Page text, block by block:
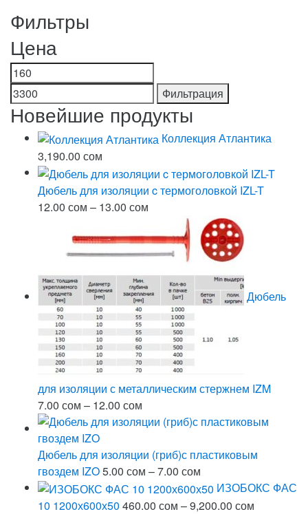
Фильтры
Цена
Минимальная
цена
цена
Фильтрация
Новейшие продукты
Коллекция Атлантика
3,190.00 сом
Дюбель для изоляции c термоголовкой IZL-T
12.00 сом – 13.00 сом
12.00 сом
–
13.00 сом
Дюбель
для изоляции с металлическим стержнем IZM
7.00 сом – 12.00 сом
цен:
–
12.00 сом
Дюбель для изоляции (гриб)с пластиковым
гвоздем IZO5.00 сом –7.00 сом
цен:
5.00 сом
ИЗОБОКС ФАС
10 1200х600х50 460.00 сом –9,200.00 сом